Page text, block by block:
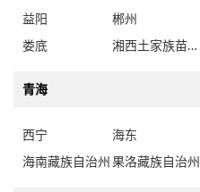
益阳
郴州
娄底
湘西土家族苗族自治州
青海
西宁 海东
海南藏族自治州果洛藏族自治州